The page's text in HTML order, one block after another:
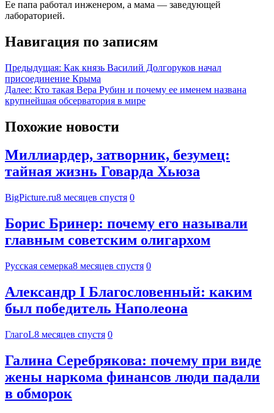
Ее папа работал инженером, а мама — заведующей
лабораторией.
Навигация по записям
Предыдущая: Как князь Василий Долгоруков начал
присоединение Крыма
Далее: Кто такая Вера Рубин и почему ее именем названа
крупнейшая обсерватория в мире
Похожие новости
Миллиардер, затворник, безумец:
тайная жизнь Говарда Хьюза
BigPicture.ru8 месяцев спустя 0
Борис Бринер: почему его называли
главным советским олигархом
Русская семерка8 месяцев спустя 0
Александр I Благословенный: каким
был победитель Наполеона
ГлагоL8 месяцев спустя 0
Галина Серебрякова: почему при виде
жены наркома финансов люди падали
в обморок